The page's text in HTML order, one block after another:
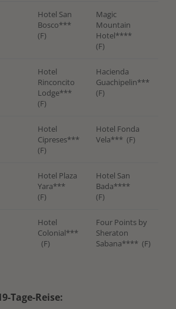
Hotel San
Bosco***
(F)
Magic
Mountain
Hotel****
(F)
Hotel
Rinconcito
Lodge***
(F)
Hacienda
Guachipelin***
(F)
Hotel
Cipreses***
(F)
Hotel Fonda
Vela*** (F)
Hotel Plaza
Yara***
(F)
Hotel San
Bada****
(F)
Hotel
Colonial***
(F)
Four Points by
Sheraton
Sabana**** (F)
Tage-Reise: